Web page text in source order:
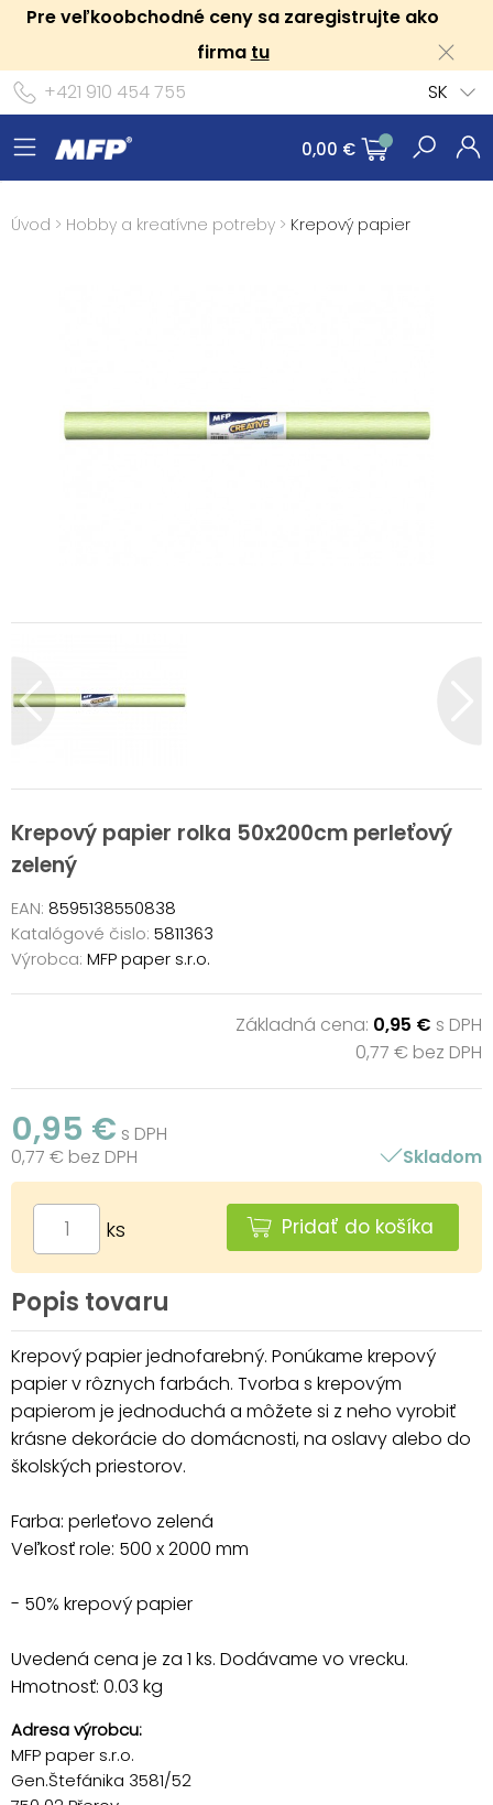
Pre veľkoobchodné ceny sa zaregistrujte ako
firma tu
+421 910 454 755
SK
0,00 €
Úvod > Hobby a kreatívne potreby > Krepový papier
Krepový papier rolka 50x200cm perleťový
zelený
EAN: 8595138550838
Katalógové čislo: 5811363
Výrobca: MFP paper s.r.o.
Základná cena: 0,95 € s DPH
0,77 € bez DPH
0,95 € s DPH
0,77 € bez DPH
Skladom
ks Pridať do košíka
Popis tovaru
Krepový papier jednofarebný. Ponúkame krepový
papier v rôznych farbách. Tvorba s krepovým
papierom je jednoduchá a môžete si z neho vyrobiť
krásne dekorácie do domácnosti, na oslavy alebo do
školských priestorov.
Farba: perleťovo zelená
Veľkosť role: 500 x 2000 mm
- 50% krepový papier
Uvedená cena je za 1 ks. Dodávame vo vrecku.
Hmotnosť: 0.03 kg
Adresa výrobcu:
MFP paper s.r.o.
Gen.Štefánika 3581/52